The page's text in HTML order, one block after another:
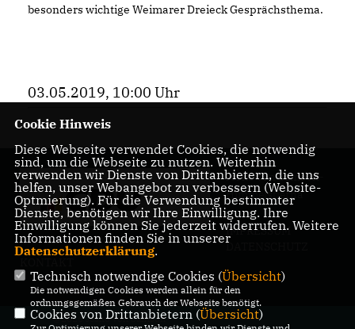
besonders wichtige Weimarer Dreieck Gesprächsthema.
03.05.2019, 10:00 Uhr
Jesko von Samson-
Himmelstjerna
IMPRESSUM
DATENSCHUTZ
@2026 Jesko von Samson-
Cookie Hinweis
Diese Webseite verwendet Cookies, die notwendig
sind, um die Webseite zu nutzen. Weiterhin
verwenden wir Dienste von Drittanbietern, die uns
helfen, unser Webangebot zu verbessern (Website-
Optmierung). Für die Verwendung bestimmter
Dienste, benötigen wir Ihre Einwilligung. Ihre
Einwilligung können Sie jederzeit widerrufen. Weitere
Informationen finden Sie in unserer
Datenschutzerklärung.
Technisch notwendige Cookies (Übersicht)
Die notwendigen Cookies werden allein für den
ordnungsgemäßen Gebrauch der Webseite benötigt.
Cookies von Drittanbietern (Übersicht)